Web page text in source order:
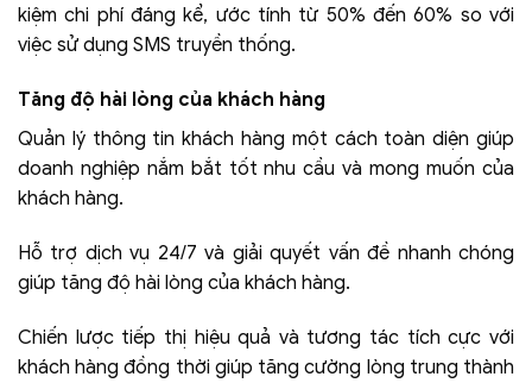
kiệm chi phí đáng kể, ước tính từ 50% đến 60% so với
việc sử dụng SMS truyền thống.
Tăng độ hài lòng của khách hàng
Quản lý thông tin khách hàng một cách toàn diện giúp
doanh nghiệp nắm bắt tốt nhu cầu và mong muốn của
khách hàng.
Hỗ trợ dịch vụ 24/7 và giải quyết vấn đề nhanh chóng
giúp tăng độ hài lòng của khách hàng.
Chiến lược tiếp thị hiệu quả và tương tác tích cực với
khách hàng đồng thời giúp tăng cường lòng trung thành